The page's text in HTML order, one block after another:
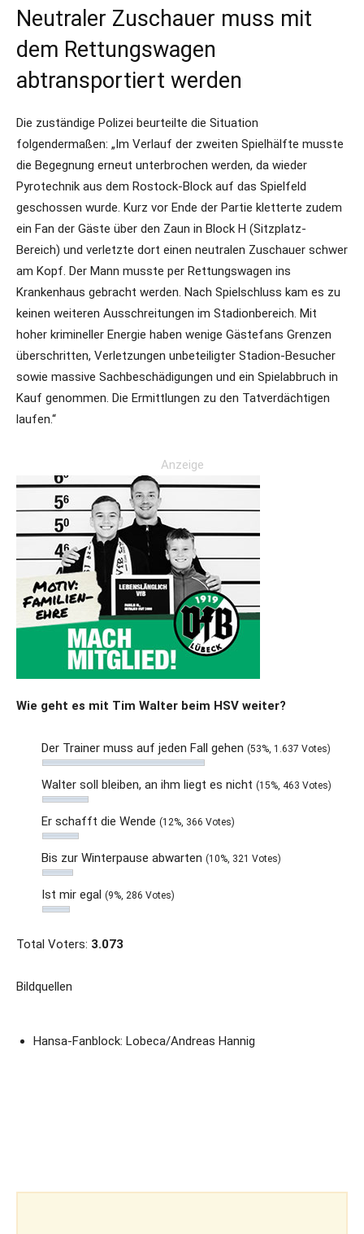
Neutraler Zuschauer muss mit
dem Rettungswagen
abtransportiert werden
Die zuständige Polizei beurteilte die Situation
folgendermaßen: „Im Verlauf der zweiten Spielhälfte musste
die Begegnung erneut unterbrochen werden, da wieder
Pyrotechnik aus dem Rostock-Block auf das Spielfeld
geschossen wurde. Kurz vor Ende der Partie kletterte zudem
ein Fan der Gäste über den Zaun in Block H (Sitzplatz-
Bereich) und verletzte dort einen neutralen Zuschauer schwer
am Kopf. Der Mann musste per Rettungswagen ins
Krankenhaus gebracht werden. Nach Spielschluss kam es zu
keinen weiteren Ausschreitungen im Stadionbereich. Mit
hoher krimineller Energie haben wenige Gästefans Grenzen
überschritten, Verletzungen unbeteiligter Stadion-Besucher
sowie massive Sachbeschädigungen und ein Spielabbruch in
Kauf genommen. Die Ermittlungen zu den Tatverdächtigen
laufen.“
Anzeige
Wie geht es mit Tim Walter beim HSV weiter?
Der Trainer muss auf jeden Fall gehen (53%, 1.637 Votes)
Walter soll bleiben, an ihm liegt es nicht (15%, 463 Votes)
Er schafft die Wende (12%, 366 Votes)
Bis zur Winterpause abwarten (10%, 321 Votes)
Ist mir egal (9%, 286 Votes)
Total Voters: 3.073
Bildquellen
Hansa-Fanblock: Lobeca/Andreas Hannig